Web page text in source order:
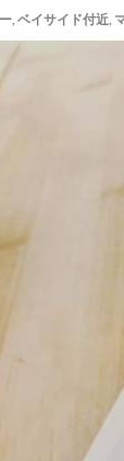
, ベイサイド付近,